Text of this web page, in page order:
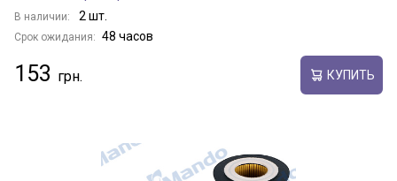
В наличии: 2 шт.
Срок ожидания: 48 часов
153 КУПИТЬ